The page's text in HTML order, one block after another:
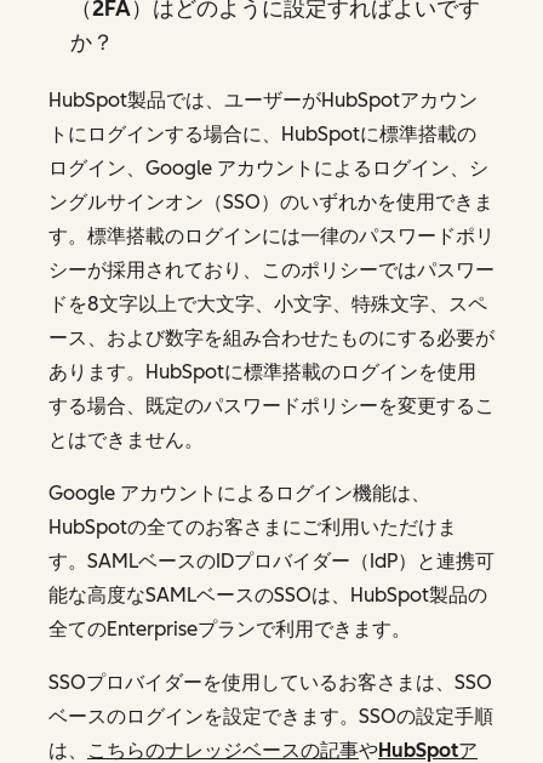
（2FA）はどのように設定すればよいです
か？
HubSpot製品では、ユーザーがHubSpotアカウン
トにログインする場合に、HubSpotに標準搭載の
ログイン、Google アカウントによるログイン、シ
ングルサインオン（SSO）のいずれかを使用できま
す。標準搭載のログインには一律のパスワードポリ
シーが採用されており、このポリシーではパスワー
ドを8文字以上で大文字、小文字、特殊文字、スペ
ース、および数字を組み合わせたものにする必要が
あります。HubSpotに標準搭載のログインを使用
する場合、既定のパスワードポリシーを変更するこ
とはできません。
Google アカウントによるログイン機能は、
HubSpotの全てのお客さまにご利用いただけま
す。SAMLベースのIDプロバイダー（IdP）と連携可
能な高度なSAMLベースのSSOは、HubSpot製品の
全てのEnterpriseプランで利用できます。
SSOプロバイダーを使用しているお客さまは、SSO
ベースのログインを設定できます。SSOの設定手順
は、
こちらのナレッジベースの記事やHubSpotア